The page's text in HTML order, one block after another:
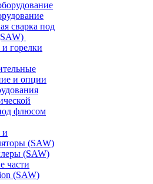
сварка под
горелки
и опции
флюсом
и
(SAW)
(SAW)
части
(SAW)